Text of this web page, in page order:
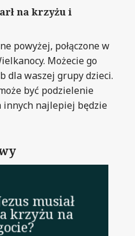
na krzyżu i
powyżej, połączone w
Możecie go
dla waszej grupy dzieci.
być podzielenie
innych najlepiej będzie
musiał
krzyżu na